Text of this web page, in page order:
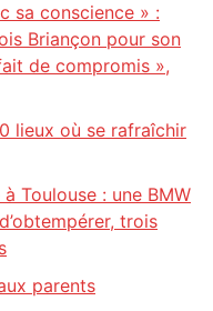
sa conscience » :
Briançon pour son
de compromis »,
lieux où se rafraîchir
Toulouse : une BMW
trois
parents